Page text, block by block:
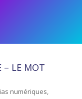
– LE MOT
numériques